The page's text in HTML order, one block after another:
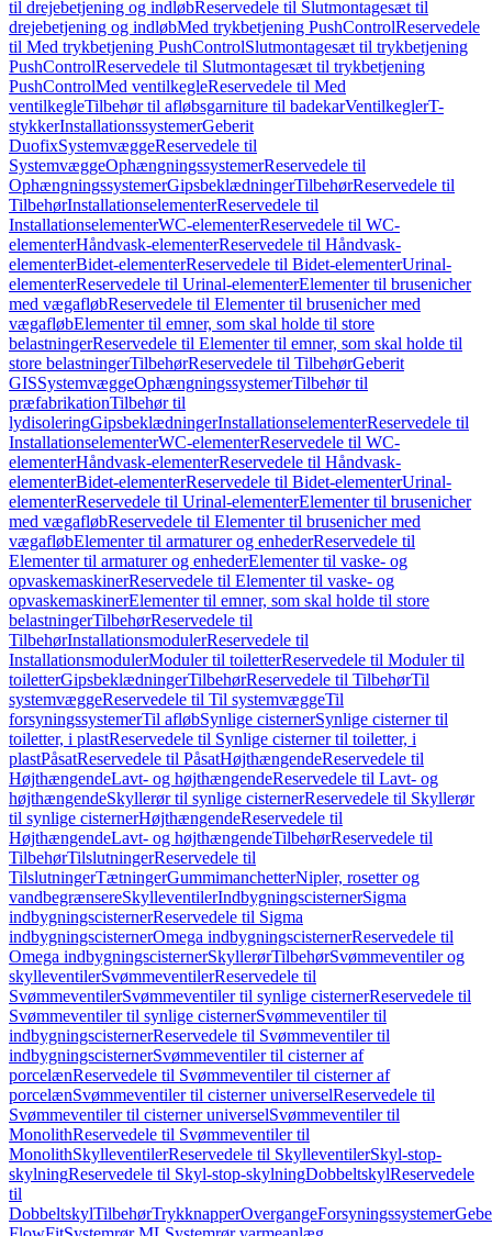
til drejebetjening og indløbReservedele til Slutmontagesæt til
drejebetjening og indløbMed trykbetjening PushControlReservedele
til Med trykbetjening PushControlSlutmontagesæt til trykbetjening
PushControlReservedele til Slutmontagesæt til trykbetjening
PushControlMed ventilkegleReservedele til Med
ventilkegleTilbehør til afløbsgarniture til badekarVentilkeglerT-
stykkerInstallationssystemerGeberit
DuofixSystemvæggeReservedele til
SystemvæggeOphængningssystemerReservedele til
OphængningssystemerGipsbeklædningerTilbehørReservedele til
TilbehørInstallationselementerReservedele til
InstallationselementerWC-elementerReservedele til WC-
elementerHåndvask-elementerReservedele til Håndvask-
elementerBidet-elementerReservedele til Bidet-elementerUrinal-
elementerReservedele til Urinal-elementerElementer til brusenicher
med vægafløbReservedele til Elementer til brusenicher med
vægafløbElementer til emner, som skal holde til store
belastningerReservedele til Elementer til emner, som skal holde til
store belastningerTilbehørReservedele til TilbehørGeberit
GISSystemvæggeOphængningssystemerTilbehør til
præfabrikationTilbehør til
lydisoleringGipsbeklædningerInstallationselementerReservedele til
InstallationselementerWC-elementerReservedele til WC-
elementerHåndvask-elementerReservedele til Håndvask-
elementerBidet-elementerReservedele til Bidet-elementerUrinal-
elementerReservedele til Urinal-elementerElementer til brusenicher
med vægafløbReservedele til Elementer til brusenicher med
vægafløbElementer til armaturer og enhederReservedele til
Elementer til armaturer og enhederElementer til vaske- og
opvaskemaskinerReservedele til Elementer til vaske- og
opvaskemaskinerElementer til emner, som skal holde til store
belastningerTilbehørReservedele til
TilbehørInstallationsmodulerReservedele til
InstallationsmodulerModuler til toiletterReservedele til Moduler til
toiletterGipsbeklædningerTilbehørReservedele til TilbehørTil
systemvæggeReservedele til Til systemvæggeTil
forsyningssystemerTil afløbSynlige cisternerSynlige cisterner til
toiletter, i plastReservedele til Synlige cisterner til toiletter, i
plastPåsatReservedele til PåsatHøjthængendeReservedele til
HøjthængendeLavt- og højthængendeReservedele til Lavt- og
højthængendeSkyllerør til synlige cisternerReservedele til Skyllerør
til synlige cisternerHøjthængendeReservedele til
HøjthængendeLavt- og højthængendeTilbehørReservedele til
TilbehørTilslutningerReservedele til
TilslutningerTætningerGummimanchetterNipler, rosetter og
vandbegrænsereSkylleventilerIndbygningscisternerSigma
indbygningscisternerReservedele til Sigma
indbygningscisternerOmega indbygningscisternerReservedele til
Omega indbygningscisternerSkyllerørTilbehørSvømmeventiler og
skylleventilerSvømmeventilerReservedele til
SvømmeventilerSvømmeventiler til synlige cisternerReservedele til
Svømmeventiler til synlige cisternerSvømmeventiler til
indbygningscisternerReservedele til Svømmeventiler til
indbygningscisternerSvømmeventiler til cisterner af
porcelænReservedele til Svømmeventiler til cisterner af
porcelænSvømmeventiler til cisterner universelReservedele til
Svømmeventiler til cisterner universelSvømmeventiler til
MonolithReservedele til Svømmeventiler til
MonolithSkylleventilerReservedele til SkylleventilerSkyl-stop-
skylningReservedele til Skyl-stop-skylningDobbeltskylReservedele
til
DobbeltskylTilbehørTrykknapperOvergangeForsyningssystemer